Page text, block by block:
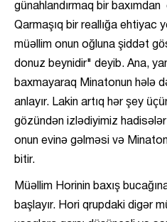
günahlandırmaq bir
Qarmaşıq bir reallığa
müəllim onun oğluna şiddət
donuz beynidir" deyib. Ana,
baxmayaraq Minatonun hələ
anlayır. Lakin artıq hər şey
gözündən izlədiyimiz
onun evinə gəlməsi və
bitir.
Müəllim Horinin baxış
başlayır. Hori qrupdaki digər